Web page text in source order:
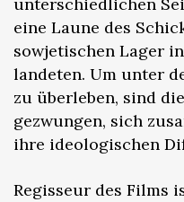
unterschiedlichen
eine Laune des
sowjetischen Lager
landeten. Um unter
zu überleben, sind
gezwungen, sich
ihre ideologischen
Regisseur des Films